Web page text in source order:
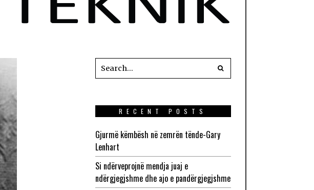
RECENT POSTS
Gjurmë këmbësh në zemrën tënde-Gary
Lenhart
Si ndërveprojnë mendja juaj e
ndërgjegjshme dhe ajo e pandërgjegjshme